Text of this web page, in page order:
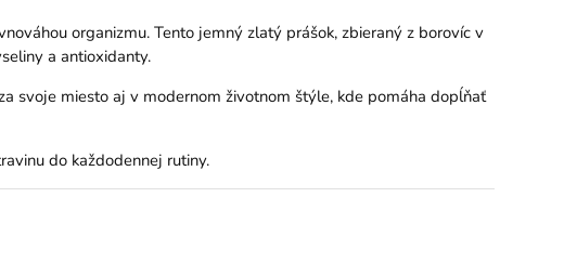
organizmu. Tento jemný zlatý prášok, zbieraný z borovíc v
a antioxidanty.
svoje miesto aj v modernom životnom štýle, kde pomáha dopĺňať
do každodennej rutiny.